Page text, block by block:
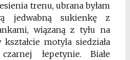
trenu, ubrana byłam
jedwabną sukienkę z
wiązaną z tyłu na
motyla siedziała
łepetynie. Białe